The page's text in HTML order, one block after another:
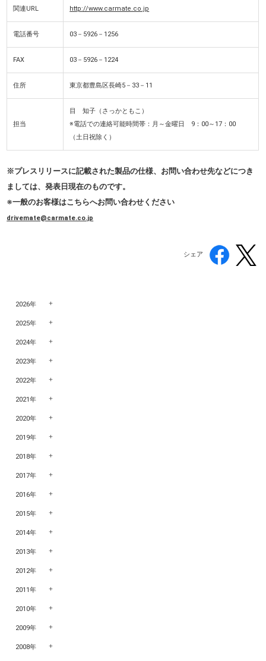
関連URL http://www.carmate.co.jp
電話番号 03－5926－1256
FAX 03－5926－1224
住所 東京都豊島区長崎5－33－11
担当
目 知子（さっかともこ）
※電話での連絡可能時間帯：月～金曜日 9：00～17：00
（土日祝除く）
※プレスリリースに記載された製品の仕様、お問い合わせ先などにつき
ましては、発表日現在のものです。
※一般のお客様はこちらへお問い合わせください
drivemate@carmate.co.jp
シェア
2026年
2025年
2024年
2023年
2022年
2021年
2020年
2019年
2018年
2017年
2016年
2015年
2014年
2013年
2012年
2011年
2010年
2009年
2008年